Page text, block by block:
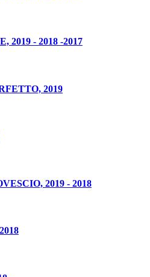
2019 - 2018 -2017
2019
2019 - 2018